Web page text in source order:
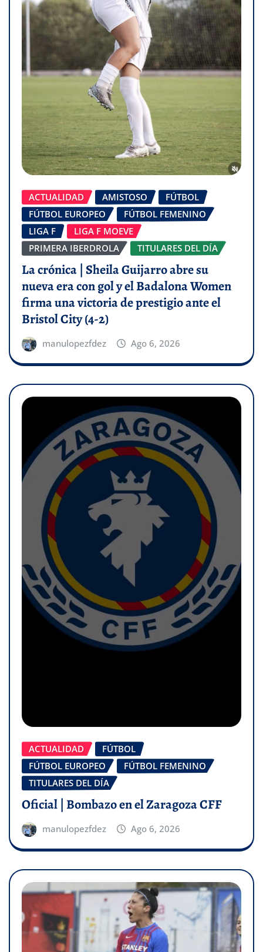
ACTUALIDAD AMISTOSO
FÚTBOL
FÚTBOL EUROPEO
FÚTBOL FEMENINO
LIGA F
LIGA F MOEVE
PRIMERA IBERDROLA
TITULARES DEL DÍA
La crónica | Sheila Guijarro abre su
nueva era con gol y el Badalona Women
firma una victoria de prestigio ante el
Bristol City (4-2)
manulopezfdez Ago 6, 2026
ACTUALIDAD
FÚTBOL
FÚTBOL EUROPEO
FÚTBOL FEMENINO
TITULARES DEL DÍA
Oficial | Bombazo en el Zaragoza CFF
manulopezfdez Ago 6, 2026